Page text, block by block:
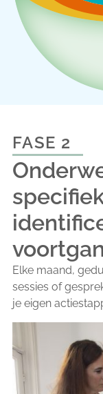
FASE 2
Elke maand,
sessies of
je eigen